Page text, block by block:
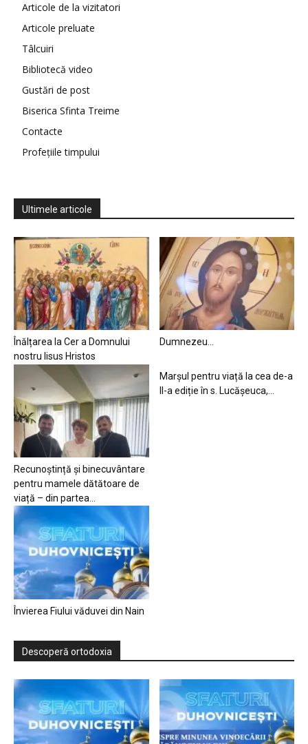
Articole de la vizitatori
Articole preluate
Tâlcuiri
Bibliotecă video
Gustări de post
Biserica Sfinta Treime
Contacte
Profețiile timpului
Ultimele articole
Înălțarea la Cer a Domnului
nostru Iisus Hristos
Dumnezeu…
Recunoștință și binecuvântare
pentru mamele dătătoare de
viață – din partea...
Marșul pentru viață la cea de-a
II-a ediție în s. Lucășeuca,...
Învierea Fiului văduvei din Nain
Descoperă ortodoxia